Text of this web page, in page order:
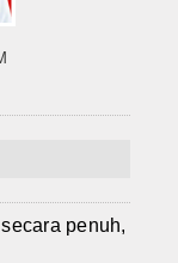
penuh,